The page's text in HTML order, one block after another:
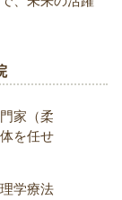
家（柔
を任せ
学療法